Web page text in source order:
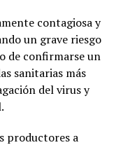
contagiosa y
un grave riesgo
de confirmarse un
sanitarias más
del virus y
productores a